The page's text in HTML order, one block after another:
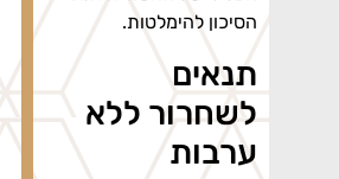
הסיכון להימלטות.
תנאים
לשחרור ללא
ערבות